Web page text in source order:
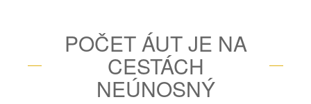
POČET ÁUT JE NA
CESTÁCH
NEÚNOSNÝ